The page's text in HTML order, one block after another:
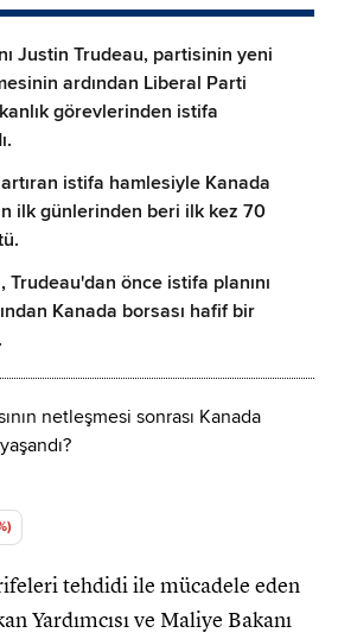
Justin Trudeau, partisinin yeni
ardından Liberal Parti
görevlerinden istifa
istifa hamlesiyle Kanada
ilk günlerinden beri ilk kez 70
Trudeau'dan önce istifa planını
Kanada borsası hafif bir
tehdidi ile mücadele eden
Yardımcısı ve Maliye Bakanı